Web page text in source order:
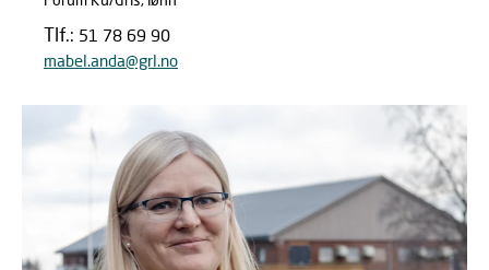
Tlf.: 51 78 69 90
mabel.anda@grl.no